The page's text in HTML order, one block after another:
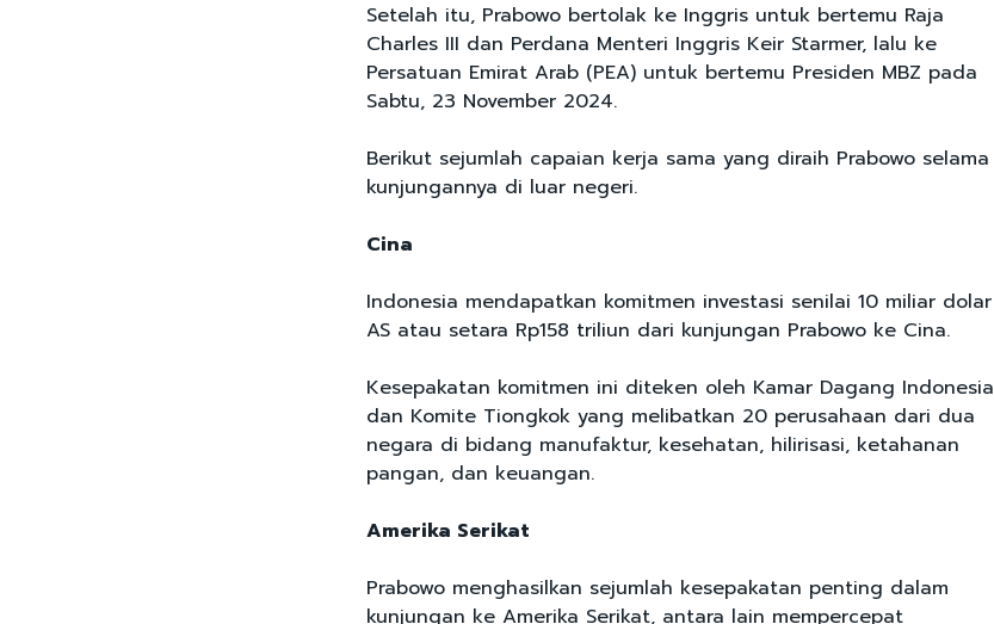
Setelah itu, Prabowo bertolak ke Inggris untuk bertemu Raja
Charles III dan Perdana Menteri Inggris Keir Starmer, lalu ke
Persatuan Emirat Arab (PEA) untuk bertemu Presiden MBZ pada
Sabtu, 23 November 2024.
Berikut sejumlah capaian kerja sama yang diraih Prabowo selama
kunjungannya di luar negeri.
Cina
Indonesia mendapatkan komitmen investasi senilai 10 miliar dolar
AS atau setara Rp158 triliun dari kunjungan Prabowo ke Cina.
Kesepakatan komitmen ini diteken oleh Kamar Dagang Indonesia
dan Komite Tiongkok yang melibatkan 20 perusahaan dari dua
negara di bidang manufaktur, kesehatan, hilirisasi, ketahanan
pangan, dan keuangan.
Amerika Serikat
Prabowo menghasilkan sejumlah kesepakatan penting dalam
kunjungan ke Amerika Serikat, antara lain mempercepat